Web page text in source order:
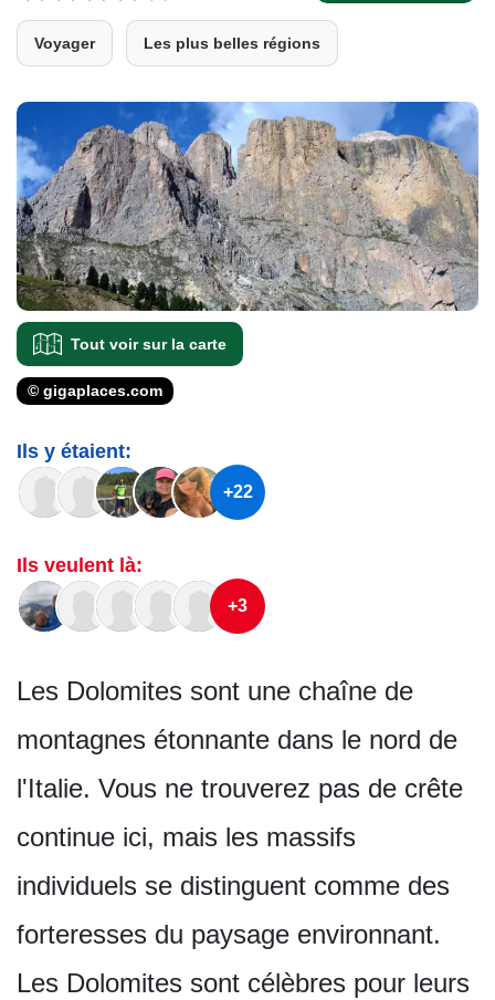
Voyager Les plus belles régions
Tout voir sur la carte
© gigaplaces.com
Ils y étaient:
+22
Ils veulent là:
+3
Les Dolomites sont une chaîne de
montagnes étonnante dans le nord de
l'Italie. Vous ne trouverez pas de crête
continue ici, mais les massifs
individuels se distinguent comme des
forteresses du paysage environnant.
Les Dolomites sont célèbres pour leurs